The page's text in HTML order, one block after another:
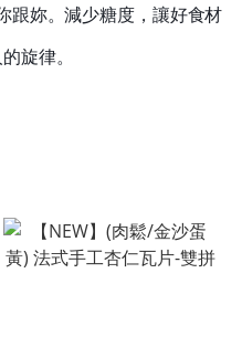
跟妳。減少糖度，讓好食材
旋律。